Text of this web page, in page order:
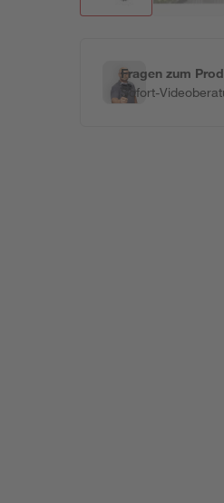
Fragen zum
Sofort-